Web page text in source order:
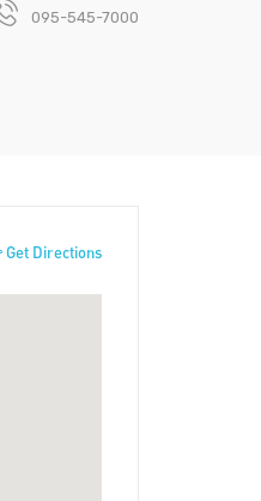
095-545-7000
Get Directions